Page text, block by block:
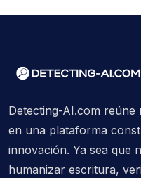
Detecting-AI.com reúne
en una plataforma
innovación. Ya sea que
humanizar escritura,